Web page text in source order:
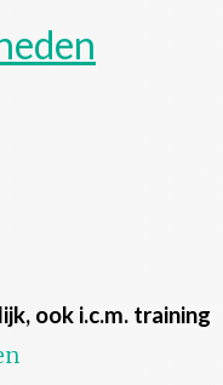
ook i.c.m. training